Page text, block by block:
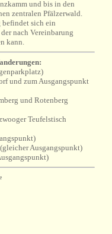
und bis in den
zentralen Pfälzerwald.
sich ein
nach Vereinbarung
kann.
und zum Ausgangspunkt
und Rotenberg
Teufelstisch
Ausgangspunkt)